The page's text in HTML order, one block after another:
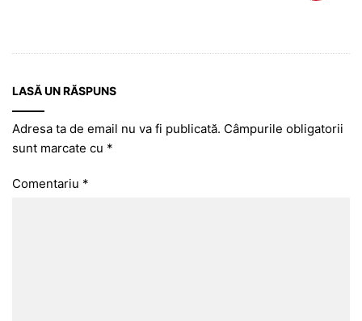
LASĂ UN RĂSPUNS
Adresa ta de email nu va fi publicată. Câmpurile obligatorii
sunt marcate cu *
Comentariu *